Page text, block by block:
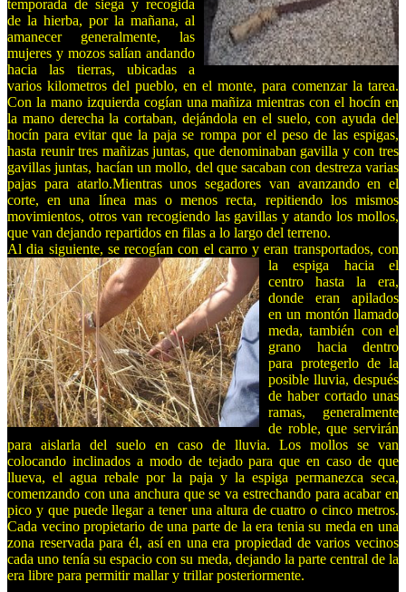
temporada de siega y recogida
de la hierba, por la mañana, al
amanecer generalmente, las
mujeres y mozos salían andando
hacia las tierras, ubicadas a
varios kilometros del pueblo, en el monte, para comenzar la tarea.
Con la mano izquierda cogían una mañiza mientras con el hocín en
la mano derecha la cortaban, dejándola en el suelo, con ayuda del
hocín para evitar que la paja se rompa por el peso de las espigas,
hasta reunir tres mañizas juntas, que denominaban gavilla y con tres
gavillas juntas, hacían un mollo, del que sacaban con destreza varias
pajas para atarlo.Mientras unos segadores van avanzando en el
corte, en una línea mas o menos recta, repitiendo los mismos
movimientos, otros van recogiendo las gavillas y atando los mollos,
que van dejando repartidos en filas a lo largo del terreno.
Al dia siguiente, se recogían con el carro y eran transportados, con
la espiga hacia el
centro hasta la era,
donde eran apilados
en un montón llamado
meda, también con el
grano hacia dentro
para protegerlo de la
posible lluvia, después
de haber cortado unas
ramas, generalmente
de roble, que servirán
para aislarla del suelo en caso de lluvia. Los mollos se van
colocando inclinados a modo de tejado para que en caso de que
llueva, el agua rebale por la paja y la espiga permanezca seca,
comenzando con una anchura que se va estrechando para acabar en
pico y que puede llegar a tener una altura de cuatro o cinco metros.
Cada vecino propietario de una parte de la era tenia su meda en una
zona reservada para él, así en una era propiedad de varios vecinos
cada uno tenía su espacio con su meda, dejando la parte central de la
era libre para permitir mallar y trillar posteriormente.